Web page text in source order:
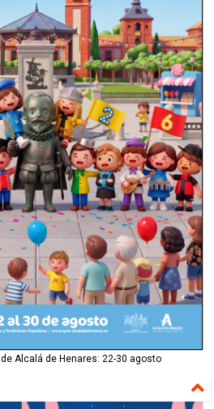
Alcalá de Henares: 22-30 agosto